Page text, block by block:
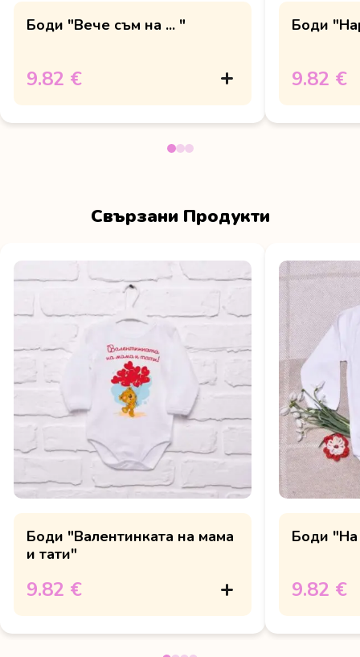
Боди "Вече съм на ... "
9.82 €
Боди
9.82 €
Свързани Продукти
Боди "Валентинката на мама
и тати"
9.82 €
Боди "На
9.82 €